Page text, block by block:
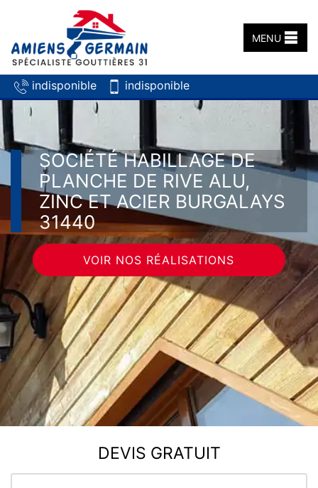
indisponible indisponible
MENU
SOCIÉTÉ HABILLAGE DE
PLANCHE DE RIVE ALU,
ZINC ET ACIER BURGALAYS
31440
VOIR NOS RÉALISATIONS
DEVIS GRATUIT